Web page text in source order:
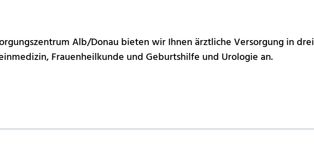
Alb/Donau bieten wir Ihnen ärztliche Versorgung in drei
Frauenheilkunde und Geburtshilfe und Urologie an.